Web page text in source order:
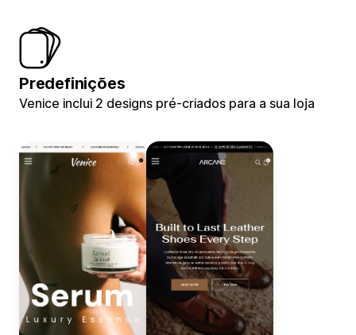
Predefinições
Venice inclui 2 designs pré-criados para a sua loja